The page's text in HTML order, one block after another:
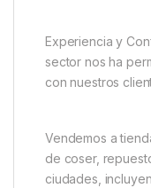
Experiencia y
sector nos ha
con nuestros
Vendemos a
de coser,
ciudades,